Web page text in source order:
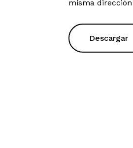
misma
Descargar